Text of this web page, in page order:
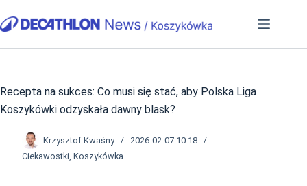
do
Recepta na sukces: Co musi się stać, aby Polska Liga
Koszykówki odzyskała dawny blask?
Krzysztof Kwaśny
2026-02-07 10:18
Ciekawostki, Koszykówka